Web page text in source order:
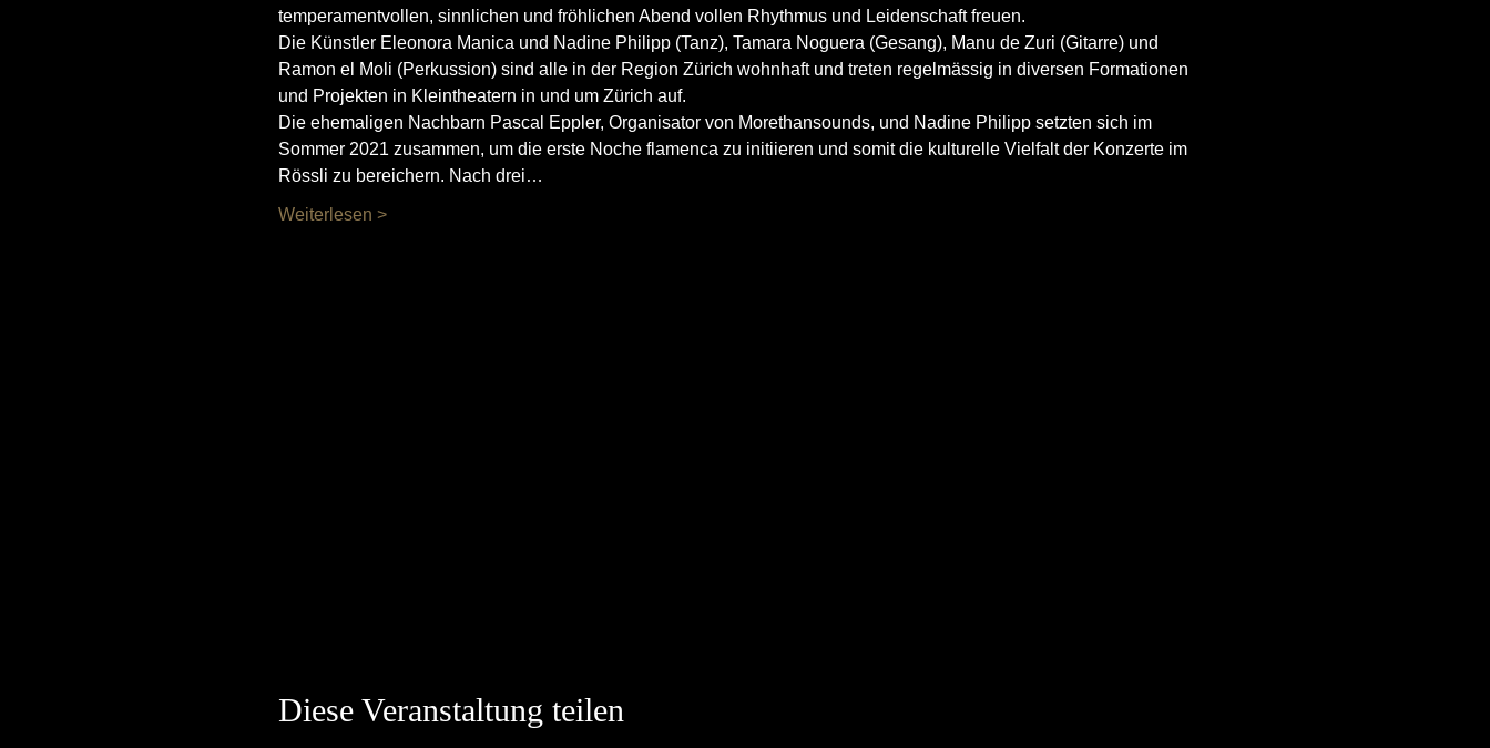
temperamentvollen, sinnlichen und fröhlichen Abend vollen Rhythmus und Leidenschaft freuen.
Die Künstler Eleonora Manica und Nadine Philipp (Tanz), Tamara Noguera (Gesang), Manu de Zuri (Gitarre) und
Ramon el Moli (Perkussion) sind alle in der Region Zürich wohnhaft und treten regelmässig in diversen Formationen
und Projekten in Kleintheatern in und um Zürich auf.
Die ehemaligen Nachbarn Pascal Eppler, Organisator von Morethansounds, und Nadine Philipp setzten sich im
Sommer 2021 zusammen, um die erste Noche flamenca zu initiieren und somit die kulturelle Vielfalt der Konzerte im
Rössli zu bereichern. Nach drei…
Weiterlesen >
Diese Veranstaltung teilen